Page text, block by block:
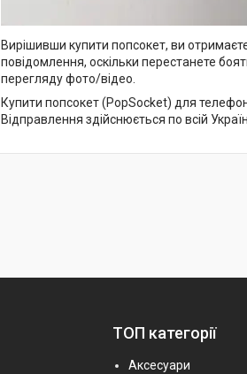
Вирішивши купити попсокет, ви
повідомлення, оскільки перестанете
перегляду фото/відео.
Купити попсокет (PopSocket) для
Відправлення здійснюється по всій
ТОП категорії
Аксесуари